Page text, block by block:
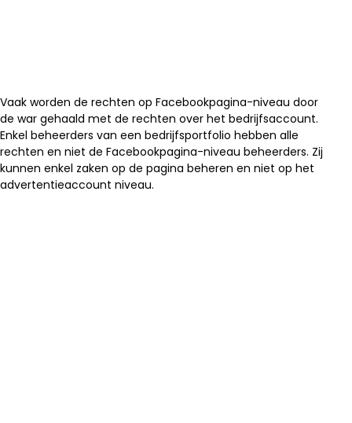
Vaak worden de rechten op Facebookpagina-niveau door
de war gehaald met de rechten over het bedrijfsaccount.
Enkel beheerders van een bedrijfsportfolio hebben alle
rechten en niet de Facebookpagina-niveau beheerders. Zij
kunnen enkel zaken op de pagina beheren en niet op het
advertentieaccount niveau.